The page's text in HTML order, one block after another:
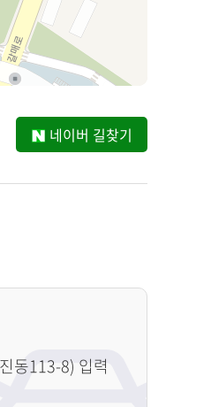
네이버 길찾기
동113-8) 입력